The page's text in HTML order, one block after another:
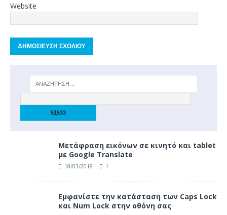
Website
Μετάφραση εικόνων σε κινητό και tablet
με Google Translate
18/03/2018 1
Eμφανίστε την κατάσταση των Caps Lock
και Num Lock στην οθόνη σας